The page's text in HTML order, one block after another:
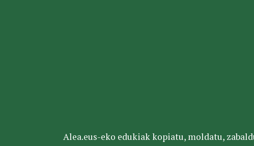
Alea.eus-eko edukiak kopiatu, moldatu,